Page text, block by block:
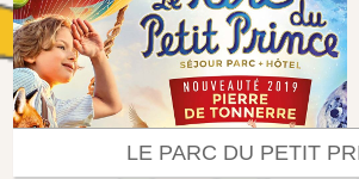
LE PARC DU PETIT